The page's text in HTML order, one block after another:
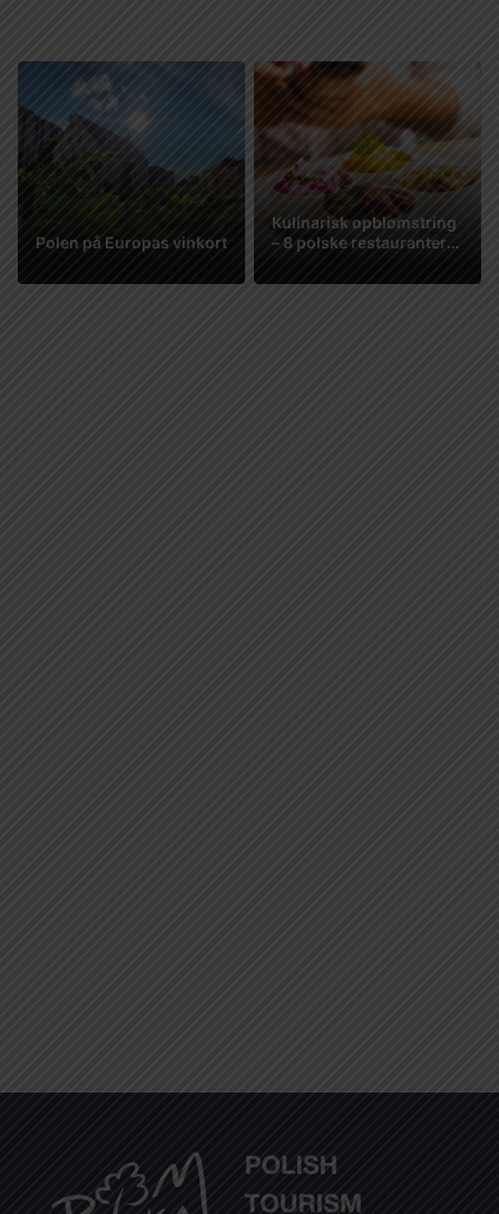
Polen på Europas vinkort
Se mere
Kulinarisk opblomstring
– 8 polske restauranter
Se mere